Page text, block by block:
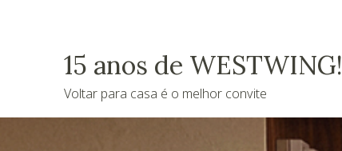
15 anos de WESTWING!
Voltar para casa é o melhor convite